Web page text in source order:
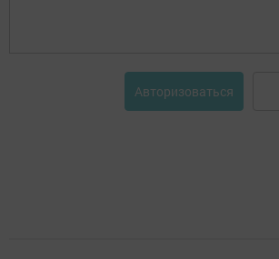
Авторизоваться